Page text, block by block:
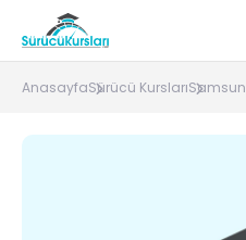
AnasayfaSürücü KurslarıSamsun